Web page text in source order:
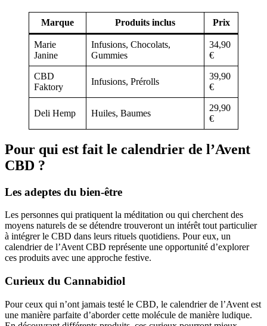
Marque Produits inclus Prix
Marie
Janine
Infusions, Chocolats,
Gummies
34,90
€
CBD
Faktory
Infusions, Prérolls
39,90
€
Deli Hemp Huiles, Baumes
29,90
€
Pour qui est fait le calendrier de l’Avent
CBD ?
Les adeptes du bien-être
Les personnes qui pratiquent la méditation ou qui cherchent des
moyens naturels de se détendre trouveront un intérêt tout particulier
à intégrer le CBD dans leurs rituels quotidiens. Pour eux, un
calendrier de l’Avent CBD représente une opportunité d’explorer
ces produits avec une approche festive.
Curieux du Cannabidiol
Pour ceux qui n’ont jamais testé le CBD, le calendrier de l’Avent est
une manière parfaite d’aborder cette molécule de manière ludique.